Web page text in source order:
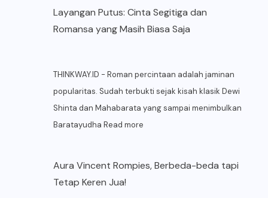
Layangan Putus: Cinta Segitiga dan
Romansa yang Masih Biasa Saja
THINKWAY.ID - Roman percintaan adalah jaminan
popularitas. Sudah terbukti sejak kisah klasik Dewi
Shinta dan Mahabarata yang sampai menimbulkan
Baratayudha Read more
Aura Vincent Rompies, Berbeda-beda tapi
Tetap Keren Jua!